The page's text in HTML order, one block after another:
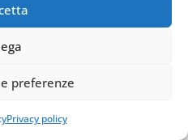
preferenze
Privacy policy
trattiene la
professionale
professionista non è...